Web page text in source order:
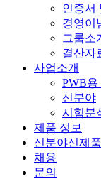
인증서
경영이
그룹소
결산자
사업소개
PWB용
신분야
시험분
제품 정보
신분야신제
채용
문의